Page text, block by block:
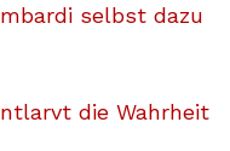
selbst dazu
die Wahrheit